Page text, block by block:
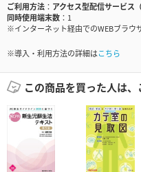
ご利用方法
アクセス型配信サービス
同時使用端末数
1
※インターネット経由でのWEBブラウ
※導入・利用方法の詳細はこちら
この商品を買った人は、